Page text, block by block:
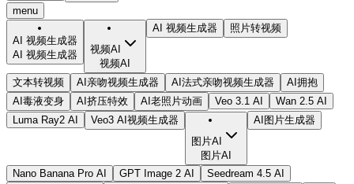
menu
AI 视频生成器
AI 视频生成器
视频AI
视频AI
AI 视频生成器 照片转视频
文本转视频 AI亲吻视频生成器 AI法式亲吻视频生成器
AI拥抱
AI毒液变身
AI挤压特效 AI老照片动画 Veo 3.1 AI
Wan 2.5 AI
Luma Ray2 AI
Veo3 AI视频生成器
图片AI
图片AI
AI图片生成器
Nano Banana Pro AI GPT Image 2 AI
Seedream 4.5 AI